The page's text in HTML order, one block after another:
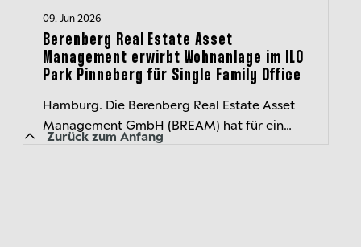
09. Jun 2026
Berenberg Real Estate Asset
Management erwirbt Wohnanlage im ILO
Park Pinneberg für Single Family Office
Hamburg. Die Berenberg Real Estate Asset
Management GmbH (BREAM) hat für ein
Individualmandat drei Wohnhäuser An der
Zurück zum Anfang